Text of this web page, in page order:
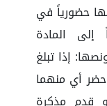
حضورياً في
إلى المادة
إذا تبلغ
أي منهما
قدم مذكرة